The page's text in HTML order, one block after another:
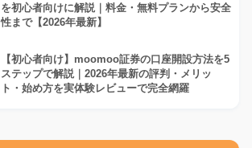
を初心者向けに解説｜料金・無料プランから安全
性まで【2026年最新】
【初心者向け】moomoo証券の口座開設方法を5
ステップで解説｜2026年最新の評判・メリッ
ト・始め方を実体験レビューで完全網羅